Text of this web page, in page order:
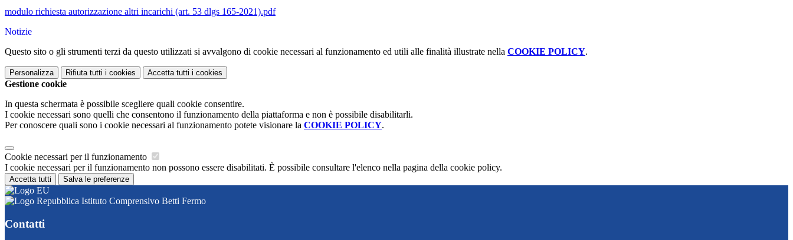
modulo richiesta autorizzazione altri incarichi (art. 53 dlgs 165-2021).pdf
Notizie
Questo sito o gli strumenti terzi da questo utilizzati si avvalgono di cookie necessari al funzionamento ed utili alle finalità illustrate nella COOKIE POLICY.
Personalizza Rifiuta tutti i cookies Accetta tutti i cookies
Gestione cookie
In questa schermata è possibile scegliere quali cookie consentire.
I cookie necessari sono quelli che consentono il funzionamento della piattaforma e non è possibile disabilitarli.
Per conoscere quali sono i cookie necessari al funzionamento potete visionare la COOKIE POLICY.
Cookie necessari per il funzionamento
I cookie necessari per il funzionamento non possono essere disabilitati. È possibile consultare l'elenco nella pagina della cookie policy.
Accetta tutti Salva le preferenze
Istituto Comprensivo Betti Fermo
Contatti